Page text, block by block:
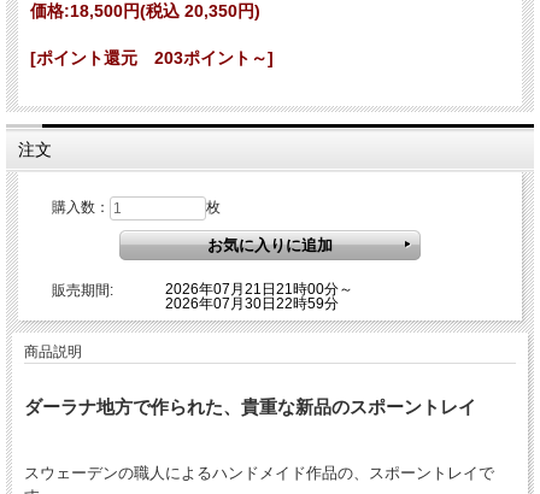
価格:18,500円(税込 20,350円)
[ポイント還元 203ポイント～]
注文
購入数： 枚
販売期間:
2026年07月21日21時00分～
2026年07月30日22時59分
商品説明
ダーラナ地方で作られた、貴重な新品のスポーントレイ
スウェーデンの職人によるハンドメイド作品の、スポーントレイで